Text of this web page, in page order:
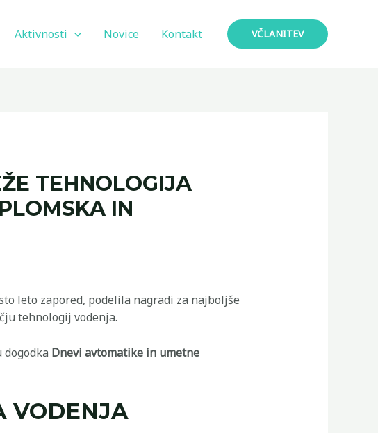
Aktivnosti Novice Kontakt VČLANITEV
TEHNOLOGIJA
IN
leto zapored, podelila nagradi za najboljše
tehnologij vodenja.
Dnevi avtomatike in umetne
VODENJA